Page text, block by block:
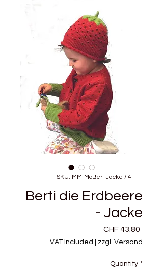
SKU: MM-MoBertiJacke / 4-1-1
Berti die Erdbeere
- Jacke
CHF 43.80
VAT Included zzgl. Versand
Quantity *